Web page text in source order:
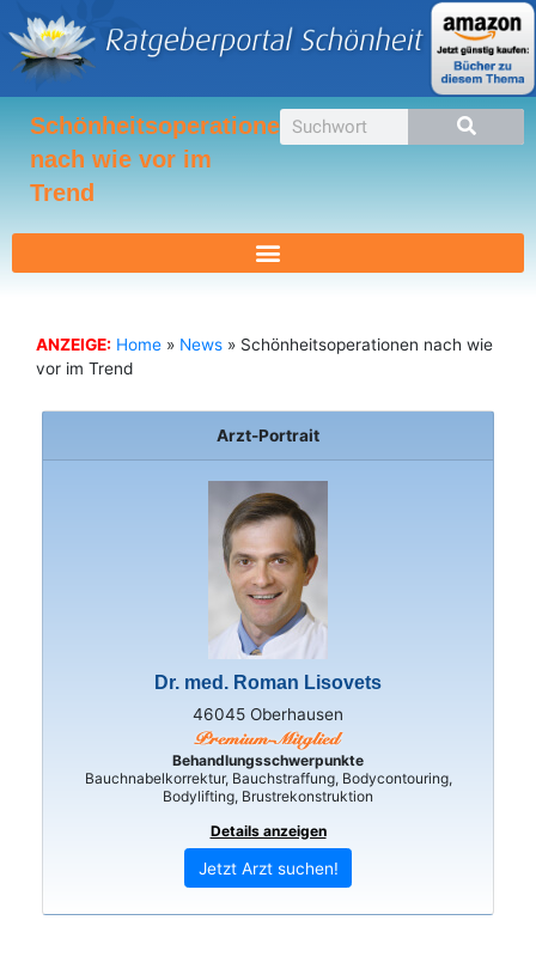
Inhalt
springen
Schönheitsoperationen
nach wie vor im
Trend
Suche
ANZEIGE: Home » News » Schönheitsoperationen nach wie
vor im Trend
Arzt-Portrait
Dr. med. Roman Lisovets
46045 Oberhausen
Behandlungsschwerpunkte
Bauchnabelkorrektur, Bauchstraffung, Bodycontouring,
Bodylifting, Brustrekonstruktion
Details anzeigen
Jetzt Arzt suchen!